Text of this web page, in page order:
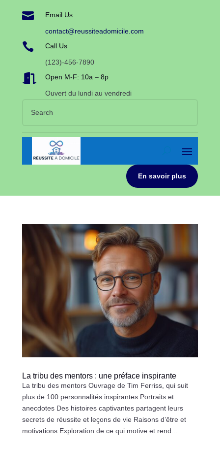
 Email Us
contact@reussiteadomicile.com
 Call Us
(123)-456-7890
 Open M-F: 10a – 8p
Ouvert du lundi au vendredi
En savoir plus
La tribu des mentors : une préface inspirante
La tribu des mentors Ouvrage de Tim Ferriss, qui suit
plus de 100 personnalités inspirantes Portraits et
anecdotes Des histoires captivantes partagent leurs
secrets de réussite et leçons de vie Raisons d’être et
motivations Exploration de ce qui motive et rend...